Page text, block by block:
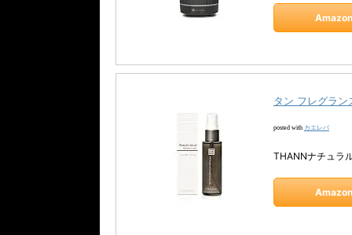
Amazon
タン フレグラ
posted with カエレバ
THANNナチュラ
Amazon